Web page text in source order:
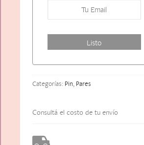
Categorías: Pin, Pares
Consultá el costo de tu envío